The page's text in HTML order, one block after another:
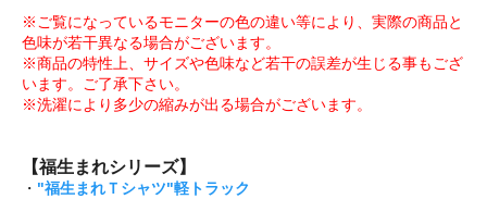
※ご覧になっているモニターの色の違い等により、実際の商品と
色味が若干異なる場合がございます。
※商品の特性上、サイズや色味など若干の誤差が生じる事もござ
います。ご了承下さい。
※洗濯により多少の縮みが出る場合がございます。
【福生まれシリーズ】
・ "福生まれＴシャツ"軽トラック